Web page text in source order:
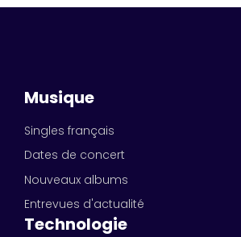
Musique
Singles français
Dates de concert
Nouveaux albums
Entrevues d'actualité
Technologie